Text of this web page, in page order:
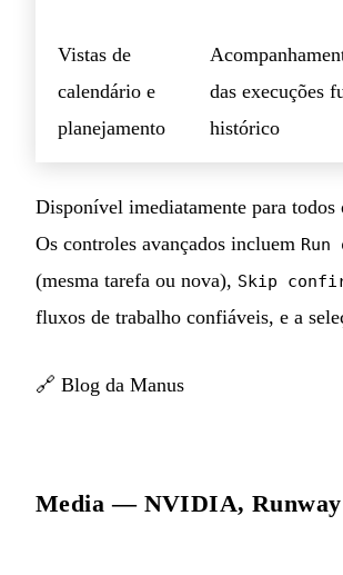
Vistas de
calendário e
planejamento
das execuções
histórico
Disponível imediatamente para todos
Os controles avançados incluem Run
(mesma tarefa ou nova), Skip
fluxos de trabalho confiáveis, e a
🔗 Blog da Manus
Media — NVIDIA,